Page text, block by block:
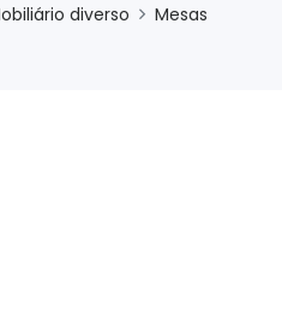
diverso
Mesas